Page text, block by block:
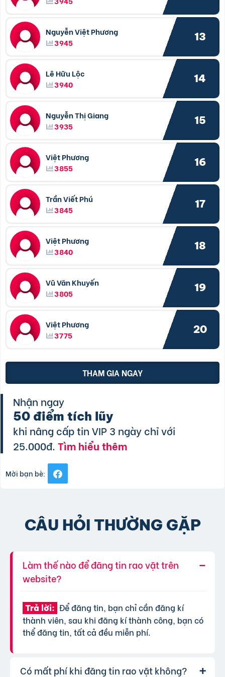
Nguyễn Việt Phương
3945
13
Lê Hữu Lộc
3940
14
Nguyễn Thị Giang
3935
15
Việt Phương
3855
16
Trần Viết Phú
3845
17
Việt Phương
3840
18
Vũ Văn Khuyến
3805
19
Việt Phương
3775
20
THAM GIA NGAY
Nhận ngay
50 điểm tích lũy
khi nâng cấp tin VIP 3 ngày chỉ với
25.000đ.Tìm hiểu thêm
Mời bạn bè:
CÂU HỎI THƯỜNG GẶP
Làm thế nào để đăng tin rao vặt trên
website?
Trả lời: Để đăng tin, bạn chỉ cần đăng kí
thành viên, sau khi đăng kí thành công, bạn có
thể đăng tin, tất cả đều miễn phí.
Có mất phí khi đăng tin rao vặt không?